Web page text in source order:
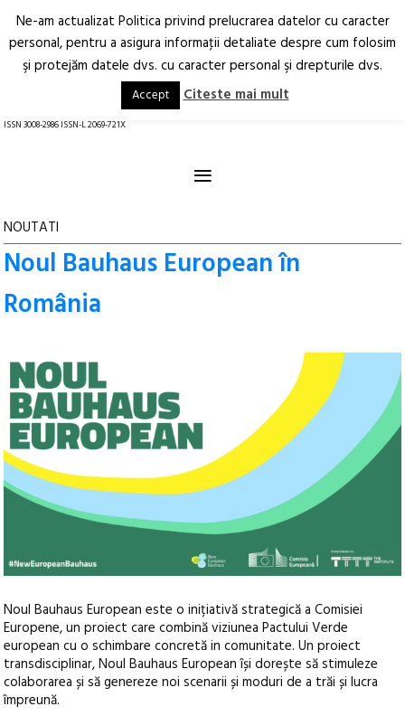
Arhitectură.
Oraș.
RO EN
ISSN 3008-2986 ISSN-L 2069-721X
≡
NOUTATI
Noul Bauhaus European în
România
Noul Bauhaus European este o inițiativă strategică a Comisiei
Europene, un proiect care combină viziunea Pactului Verde
european cu o schimbare concretă in comunitate. Un proiect
transdisciplinar, Noul Bauhaus European își dorește să stimuleze
colaborarea și să genereze noi scenarii și moduri de a trăi și lucra
împreună.
Ne-am actualizat Politica privind prelucrarea datelor cu caracter
personal, pentru a asigura informaţii detaliate despre cum folosim
şi protejăm datele dvs. cu caracter personal şi drepturile dvs.
Accept Citeste mai mult